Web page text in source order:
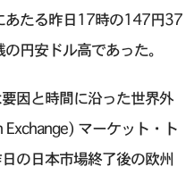
あたる昨日17時の147円37
円安ドル高であった。
因と時間に沿った世界外
マーケット・ト
の日本市場終了後の欧州